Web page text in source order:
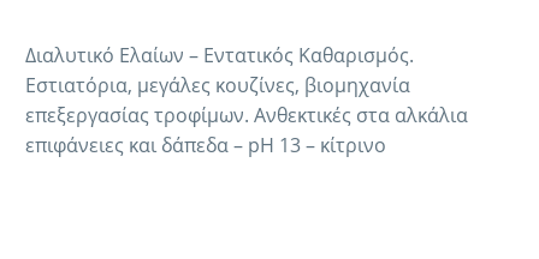
Διαλυτικό Ελαίων – Εντατικός Καθαρισμός.
Εστιατόρια, μεγάλες κουζίνες, βιομηχανία
επεξεργασίας τροφίμων. Ανθεκτικές στα αλκάλια
επιφάνειες και δάπεδα – pΗ 13 – κίτρινο